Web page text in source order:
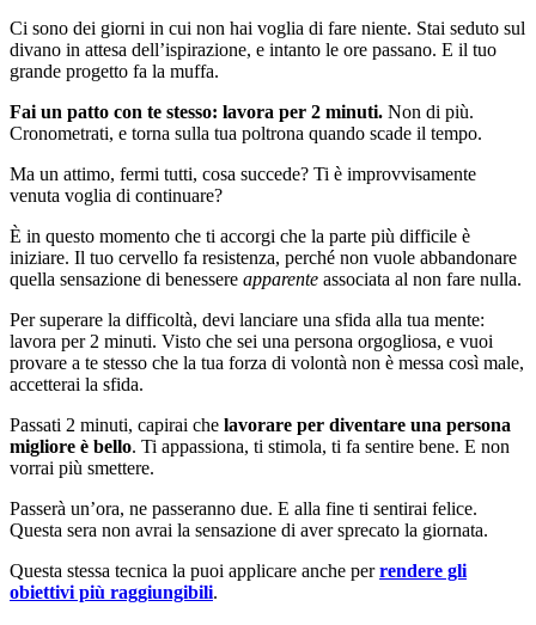
Ci sono dei giorni in cui non hai voglia di fare niente. Stai seduto sul
divano in attesa dell’ispirazione, e intanto le ore passano. E il tuo
grande progetto fa la muffa.
Fai un patto con te stesso: lavora per 2 minuti. Non di più.
Cronometrati, e torna sulla tua poltrona quando scade il tempo.
Ma un attimo, fermi tutti, cosa succede? Ti è improvvisamente
venuta voglia di continuare?
È in questo momento che ti accorgi che la parte più difficile è
iniziare. Il tuo cervello fa resistenza, perché non vuole abbandonare
quella sensazione di benessere apparente associata al non fare nulla.
Per superare la difficoltà, devi lanciare una sfida alla tua mente:
lavora per 2 minuti. Visto che sei una persona orgogliosa, e vuoi
provare a te stesso che la tua forza di volontà non è messa così male,
accetterai la sfida.
Passati 2 minuti, capirai che lavorare per diventare una persona
migliore è bello. Ti appassiona, ti stimola, ti fa sentire bene. E non
vorrai più smettere.
Passerà un’ora, ne passeranno due. E alla fine ti sentirai felice.
Questa sera non avrai la sensazione di aver sprecato la giornata.
Questa stessa tecnica la puoi applicare anche perrendere gli
obiettivi più raggiungibili.